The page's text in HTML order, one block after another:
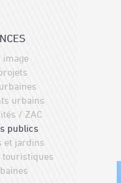
image
urbains
/ ZAC
publics
et jardins
touristiques